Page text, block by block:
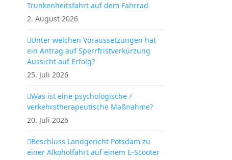
Trunkenheitsfahrt auf dem Fahrrad
2. August 2026
Unter welchen Voraussetzungen hat
ein Antrag auf Sperrfristverkürzung
Aussicht auf Erfolg?
25. Juli 2026
Was ist eine psychologische /
verkehrstherapeutische Maßnahme?
20. Juli 2026
Beschluss Landgericht Potsdam zu
einer Alkoholfahrt auf einem E-Scooter